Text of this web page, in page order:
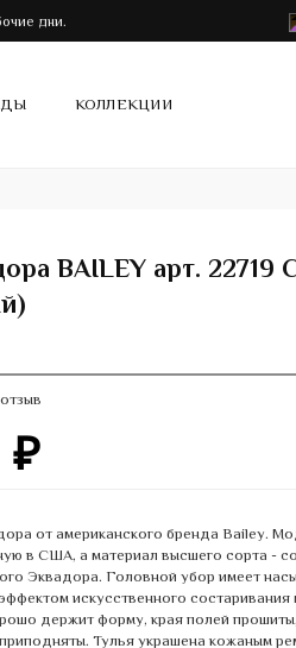
дни.
КОЛЛЕКЦИИ
BAILEY арт. 22719
отзыв
₽
от американского бренда Bailey.
в США, а материал высшего сорта -
Эквадора. Головной убор имеет
искусственного состаривания
держит форму, края полей
Тулья украшена кожаным